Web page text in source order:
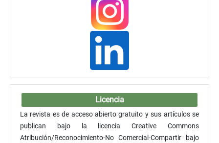
Licencia
La revista es de acceso abierto gratuito y sus artículos se
publican bajo la licencia Creative Commons
Atribución/Reconocimiento-No Comercial-Compartir bajo